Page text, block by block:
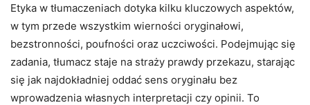
Etyka w tłumaczeniach dotyka kilku kluczowych aspektów,
w tym przede wszystkim wierności oryginałowi,
bezstronności, poufności oraz uczciwości. Podejmując się
zadania, tłumacz staje na straży prawdy przekazu, starając
się jak najdokładniej oddać sens oryginału bez
wprowadzenia własnych interpretacji czy opinii. To